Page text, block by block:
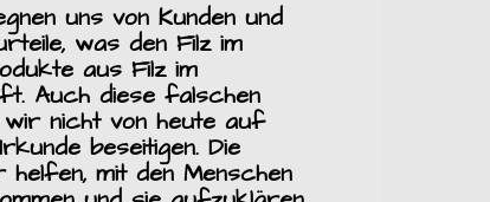
uns von Kunden und
was den Filz im
aus Filz im
Auch diese falschen
wir nicht von heute auf
beseitigen. Die
mit den Menschen